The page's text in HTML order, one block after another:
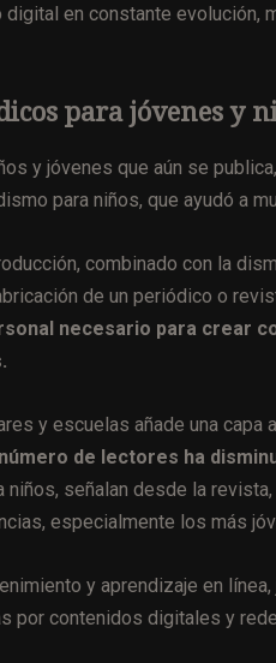
en constante evolución,
para jóvenes y
y jóvenes que aún se
para niños, que ayudó a
combinado con la
de un periódico o
necesario para crear
y escuelas añade una capa
de lectores ha
señalan desde la
especialmente los más
y aprendizaje en
por contenidos digitales y